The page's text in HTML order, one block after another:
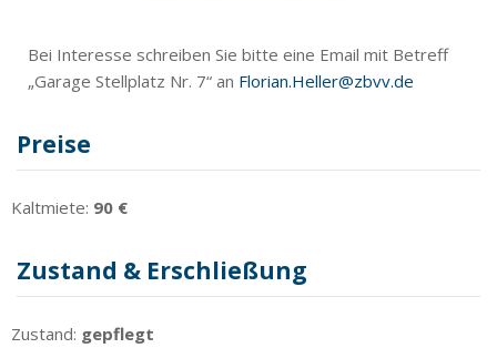
Bei Interesse schreiben Sie bitte eine Email mit Betreff
„Garage Stellplatz Nr. 7“ an Florian.Heller@zbvv.de
Preise
Kaltmiete: 90 €
Zustand & Erschließung
Zustand: gepflegt